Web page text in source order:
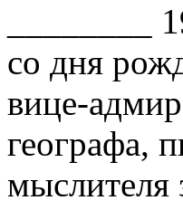
________
со дня
вице-
географа,
мыслителя